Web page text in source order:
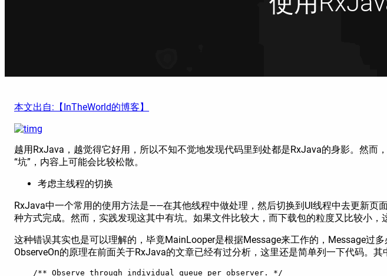
本文出自:【InTheWorld的博客】
越用RxJava，越觉得它好用，所以不知不觉地发现代码里到处都是RxJava的身影。然
“坑”，内容上可能会比较松散。
考虑主线程的切换
RxJava中一个常用的使用方法是——在其他线程中做处理，然后切换到UI线程中去更新
种方式完成。然而，实践发现这其中有坑。如果文件比较大，而下载包的粒度又比较小，
这种错误其实也是可以理解的，毕竟MainLooper是根据Message来工作的，Message过
ObserveOn的原理在前面关于RxJava的文章已经有过分析，这里还是简单列一下代码。
    /** Observe through individual queue per observer. */